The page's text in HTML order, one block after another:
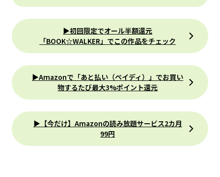
▶初回限定でオール半額還元
「BOOK☆WALKER」でこの作品をチェック
▶Amazonで「あと払い（ペイディ）」でお買い
物するたび最大3%ポイント還元
▶【今だけ】Amazonの読み放題サービス2カ月
99円